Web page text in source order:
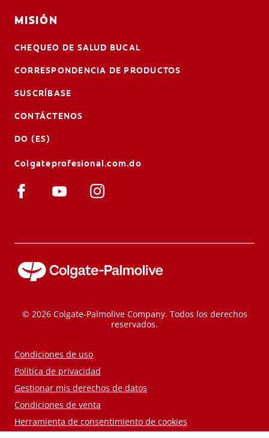
MISIÓN
CHEQUEO DE SALUD BUCAL
CORRESPONDENCIA DE PRODUCTOS
SUSCRÍBASE
CONTÁCTENOS
DO (ES)
Colgateprofesional.com.do
© 2026 Colgate-Palmolive Company. Todos los derechos
reservados.
Condiciones de uso
Política de privacidad
Gestionar mis derechos de datos
Condiciones de venta
Herramienta de consentimiento de cookies